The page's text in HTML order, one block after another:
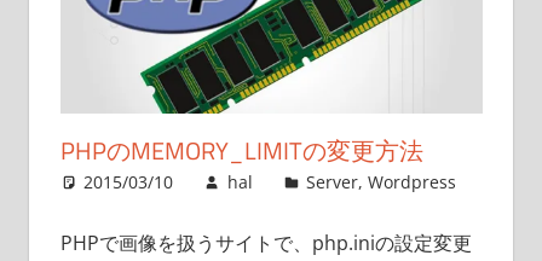
PHPのMEMORY_LIMITの変更方法
2015/03/10 hal Server,Wordpress
PHPで画像を扱うサイトで、php.iniの設定変更